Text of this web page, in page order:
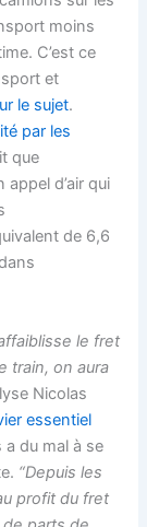
moins
C’est ce
et
le sujet.
par les
que
d’air qui
de 6,6
le fret
train, on aura
Nicolas
essentiel
a du mal à se
“Depuis les
profit du fret